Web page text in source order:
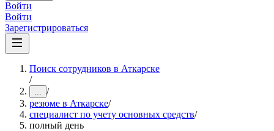
Войти
Войти
Зарегистрироваться
Поиск сотрудников в Аткарске
/
... /
резюме в Аткарске/
специалист по учету основных средств/
полный день